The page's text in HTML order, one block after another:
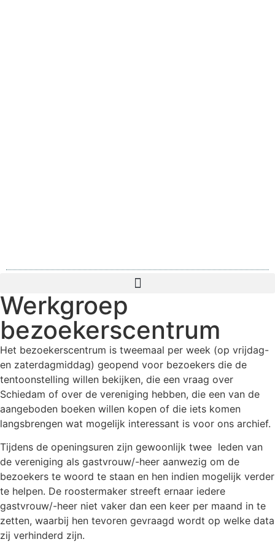
Werkgroep
bezoekerscentrum
Het bezoekerscentrum is tweemaal per week (op vrijdag-
en zaterdagmiddag) geopend voor bezoekers die de
tentoonstelling willen bekijken, die een vraag over
Schiedam of over de vereniging hebben, die een van de
aangeboden boeken willen kopen of die iets komen
langsbrengen wat mogelijk interessant is voor ons archief.
Tijdens de openingsuren zijn gewoonlijk twee leden van
de vereniging als gastvrouw/-heer aanwezig om de
bezoekers te woord te staan en hen indien mogelijk verder
te helpen. De roostermaker streeft ernaar iedere
gastvrouw/-heer niet vaker dan een keer per maand in te
zetten, waarbij hen tevoren gevraagd wordt op welke data
zij verhinderd zijn.